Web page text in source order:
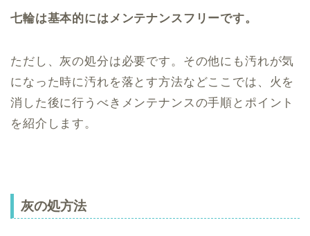
七輪は基本的にはメンテナンスフリーです。
ただし、灰の処分は必要です。その他にも汚れが気
になった時に汚れを落とす方法などここでは、火を
消した後に行うべきメンテナンスの手順とポイント
を紹介します。
灰の処方法